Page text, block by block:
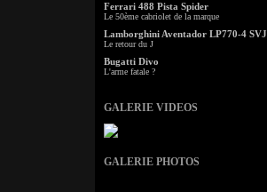
Ferrari 488 Pista Spider
Le 50ème cabriolet de la marque
Lamborghini Aventador LP770-4 SVJ
Le retour du J
Bugatti Divo
L'arme fatale ?
GALERIE VIDEOS
GALERIE PHOTOS